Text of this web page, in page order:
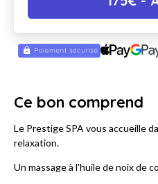
Ce bon comprend
Le Prestige SPA vous accueille
relaxation.
Un massage à l'huile de noix de